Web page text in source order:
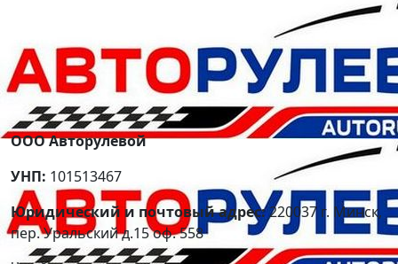
ООО Авторулевой
УНП: 101513467
Юридический и почтовый адрес:220037 г. Минск,
пер. Уральский д.15 оф. 558